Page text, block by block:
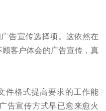
告宣传选择项。这依然在
客户体会的广告宣传，真
件格式提高要求的工作能
告宣传方式早已愈来愈火